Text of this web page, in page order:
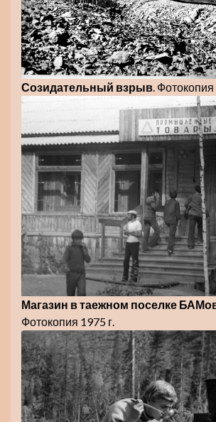
Созидательный взрыв. Фотокопия
Магазин в таежном поселке
Фотокопия 1975 г.